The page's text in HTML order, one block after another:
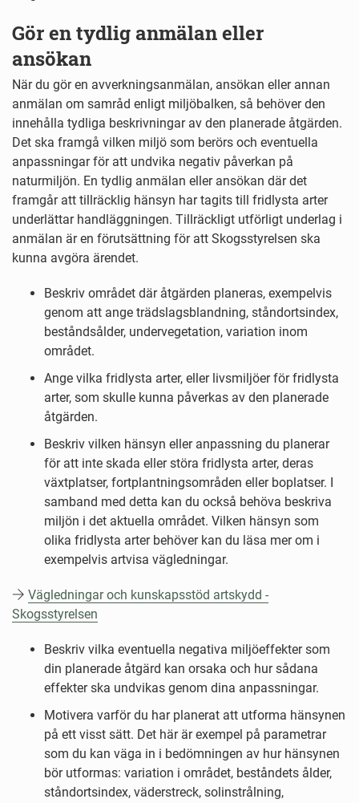
Gör en tydlig anmälan eller
ansökan
När du gör en avverkningsanmälan, ansökan eller annan
anmälan om samråd enligt miljöbalken, så behöver den
innehålla tydliga beskrivningar av den planerade åtgärden.
Det ska framgå vilken miljö som berörs och eventuella
anpassningar för att undvika negativ påverkan på
naturmiljön. En tydlig anmälan eller ansökan där det
framgår att tillräcklig hänsyn har tagits till fridlysta arter
underlättar handläggningen. Tillräckligt utförligt underlag i
anmälan är en förutsättning för att Skogsstyrelsen ska
kunna avgöra ärendet.
Beskriv området där åtgärden planeras, exempelvis
genom att ange trädslagsblandning, ståndortsindex,
beståndsålder, undervegetation, variation inom
området.
Ange vilka fridlysta arter, eller livsmiljöer för fridlysta
arter, som skulle kunna påverkas av den planerade
åtgärden.
Beskriv vilken hänsyn eller anpassning du planerar
för att inte skada eller störa fridlysta arter, deras
växtplatser, fortplantningsområden eller boplatser. I
samband med detta kan du också behöva beskriva
miljön i det aktuella området. Vilken hänsyn som
olika fridlysta arter behöver kan du läsa mer om i
exempelvis artvisa vägledningar.
Vägledningar och kunskapsstöd artskydd -
Skogsstyrelsen
Beskriv vilka eventuella negativa miljöeffekter som
din planerade åtgärd kan orsaka och hur sådana
effekter ska undvikas genom dina anpassningar.
Motivera varför du har planerat att utforma hänsynen
på ett visst sätt. Det här är exempel på parametrar
som du kan väga in i bedömningen av hur hänsynen
bör utformas: variation i området, beståndets ålder,
ståndortsindex, väderstreck, solinstrålning,